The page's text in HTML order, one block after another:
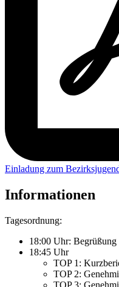
Einladung zum
Informationen
Tagesordnung:
18:00 Uhr: Begrüßung
18:45 Uhr
TOP 1:
TOP 2:
TOP 3: